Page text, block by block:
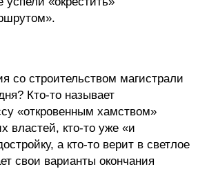
со строительством магистрали
Кто-то называет
«откровенным хамством»
властей, кто-то уже «и
а кто-то верит в светлое
свои варианты окончания